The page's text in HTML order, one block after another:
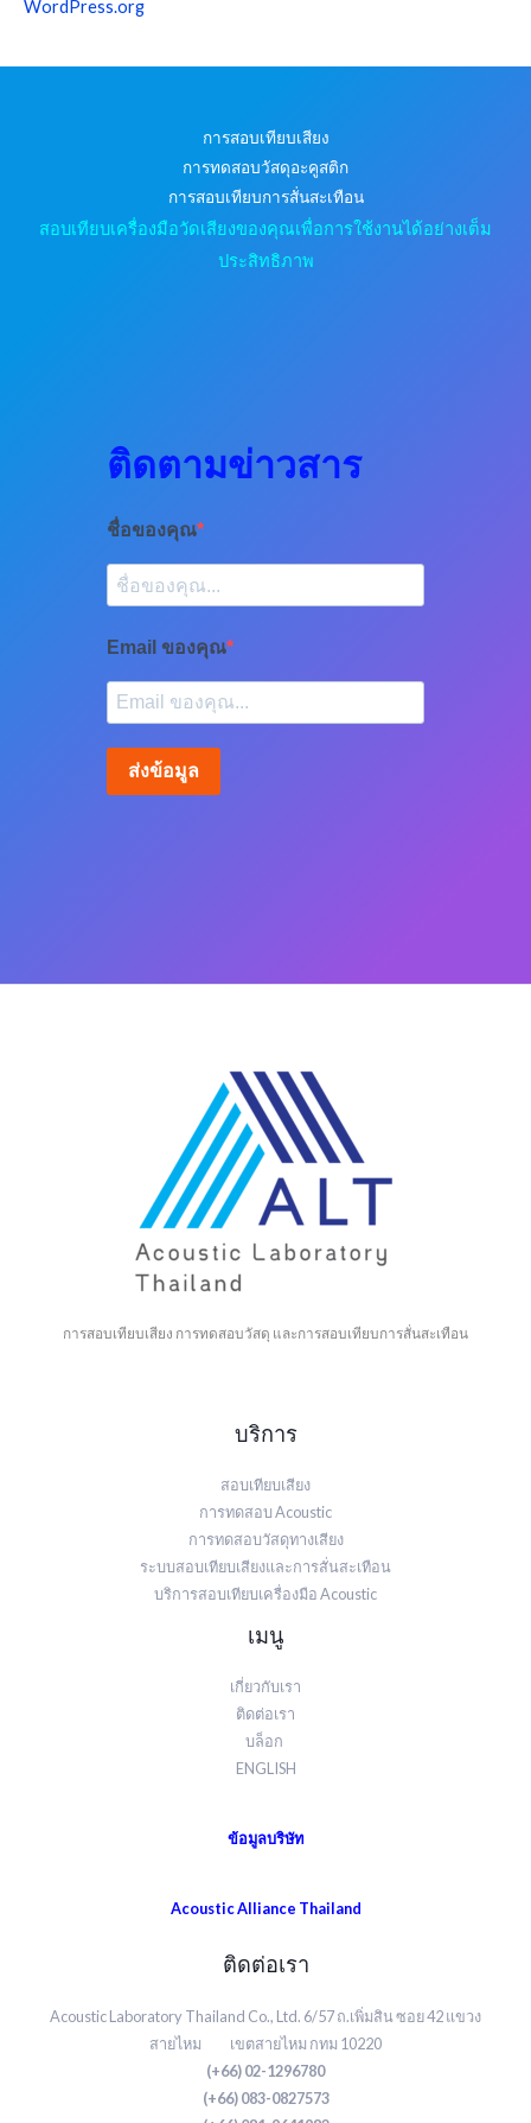
WordPress.org
การสอบเทียบเสียง
การทดสอบวัสดุอะคูสติก
การสอบเทียบการสั่นสะเทือน
สอบเทียบเครื่องมือวัดเสียงของคุณเพื่อการใช้งานได้อย่างเต็ม
ประสิทธิภาพ
ติดตามข่าวสาร
ชื่อของคุณ
Email ของคุณ
ส่งข้อมูล
การสอบเทียบเสียง การทดสอบวัสดุ และการสอบเทียบการสั่นสะเทือน
บริการ
สอบเทียบเสียง
การทดสอบ Acoustic
การทดสอบวัสดุทางเสียง
ระบบสอบเทียบเสียงและการสั่นสะเทือน
บริการสอบเทียบเครื่องมือ Acoustic
เมนู
เกี่ยวกับเรา
ติดต่อเรา
บล็อก
ENGLISH
ข้อมูลบริษัท
Acoustic Alliance Thailand
ติดต่อเรา
Acoustic Laboratory Thailand Co., Ltd. 6/57 ถ.เพิ่มสิน ซอย 42 แขวง
สายไหม เขตสายไหม กทม 10220
(+66) 02-1296780
(+66) 083-0827573